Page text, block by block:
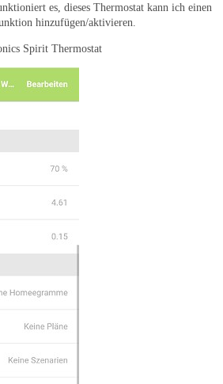
es, dieses Thermostat kann ich einen
hinzufügen/aktivieren.
Spirit Thermostat